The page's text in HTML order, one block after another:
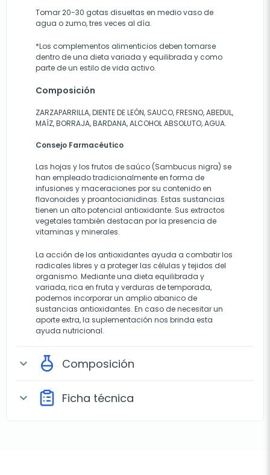
Tomar 20-30 gotas disueltas en medio vaso de
agua o zumo, tres veces al día.
*Los complementos alimenticios deben tomarse
dentro de una dieta variada y equilibrada y como
parte de un estilo de vida activo.
Composición
ZARZAPARRILLA, DIENTE DE LEÓN, SAUCO, FRESNO, ABEDUL,
MAÍZ, BORRAJA, BARDANA, ALCOHOL ABSOLUTO, AGUA.
Consejo Farmacéutico
Las hojas y los frutos de saúco (Sambucus nigra) se
han empleado tradicionalmente en forma de
infusiones y maceraciones por su contenido en
flavonoides y proantocianidinas. Estas sustancias
tienen un alto potencial antioxidante. Sus extractos
vegetales también destacan por la presencia de
vitaminas y minerales.
La acción de los antioxidantes ayuda a combatir los
radicales libres y a proteger las células y tejidos del
organismo. Mediante una dieta equilibrada y
variada, rica en fruta y verduras de temporada,
podemos incorporar un amplio abanico de
sustancias antioxidantes. En caso de necesitar un
aporte extra, la suplementación nos brinda esta
ayuda nutricional.
expand_more Composición
expand_more Ficha técnica